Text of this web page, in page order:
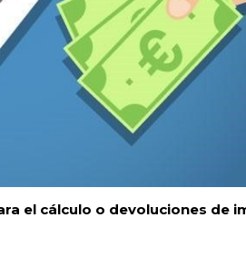
el cálculo o devoluciones de